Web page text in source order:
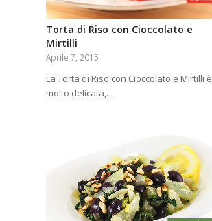
Torta di Riso con Cioccolato e
Mirtilli
Aprile 7, 2015
La Torta di Riso con Cioccolato e Mirtilli è
molto delicata,…